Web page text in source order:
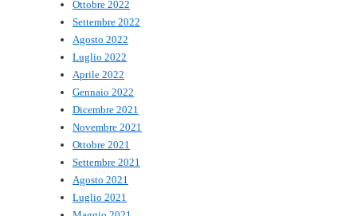
Ottobre 2022
Settembre 2022
Agosto 2022
Luglio 2022
Aprile 2022
Gennaio 2022
Dicembre 2021
Novembre 2021
Ottobre 2021
Settembre 2021
Agosto 2021
Luglio 2021